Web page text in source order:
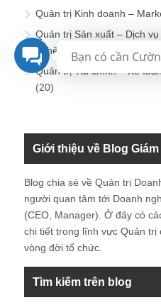
Quản trị Kinh doanh –
Quản trị Sản xuất – Dịch vụ
nghệ – Kỹ thuật
(14)
Quản trị Tài chính – Kế
(20)
Giới thiệu về Blog
Blog chia sẻ về Quản trị
người quan tâm tới Doanh
(CEO, Manager). Ở đây có
chi tiết trong lĩnh vực Quản trị
vòng đời tổ chức.
Tìm kiếm trên blog
Bạn có cần